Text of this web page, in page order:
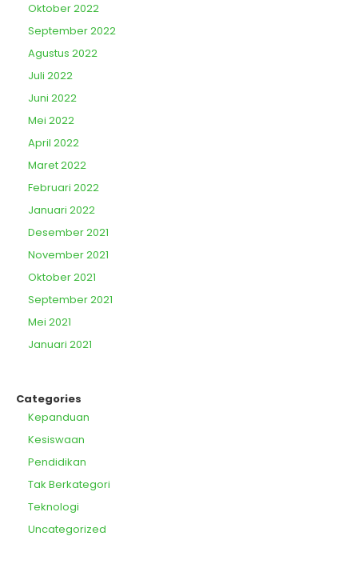
Oktober 2022
September 2022
Agustus 2022
Juli 2022
Juni 2022
Mei 2022
April 2022
Maret 2022
Februari 2022
Januari 2022
Desember 2021
November 2021
Oktober 2021
September 2021
Mei 2021
Januari 2021
Categories
Kepanduan
Kesiswaan
Pendidikan
Tak Berkategori
Teknologi
Uncategorized